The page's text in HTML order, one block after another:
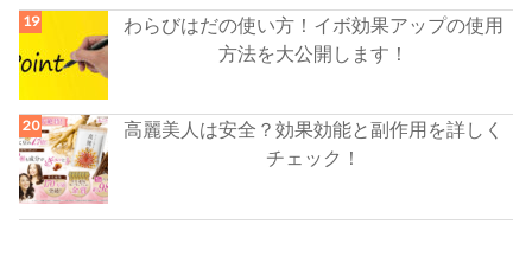
わらびはだの使い方！イボ効果アップの使用
方法を大公開します！
高麗美人は安全？効果効能と副作用を詳しく
チェック！